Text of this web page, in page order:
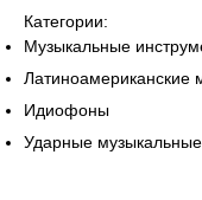
Категории:
Музыкальные
Латиноамериканские
Идиофоны
Ударные